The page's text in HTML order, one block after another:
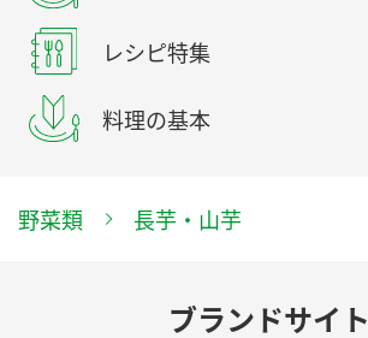
レシピ特集
料理の基本
野菜類 長芋・山芋
ブランドサイト